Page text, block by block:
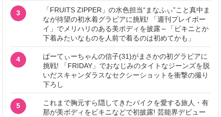
3
「FRUITS ZIPPER」の水色担当“まなふぃ”こと真中ま
なが待望の初水着グラビアに挑戦! 「週刊プレイボー
イ」でメリハリのある美ボディを披露～「ビキニとか
下着みたいなものを人前で着るのは初めてかも」
4
ぱーてぃーちゃんの信子(31)がまさかの初グラビアに
挑戦! 「FRIDAY」でおなじみのタイトなジーンズを脱
いだスキャンダラスなセクシーショットを衝撃の撮り
下ろし
5
これまで胸元すら隠してきたバイクを愛する旅人・有
那が美ボディをビキニなどで初披露! 芸能界デビュー